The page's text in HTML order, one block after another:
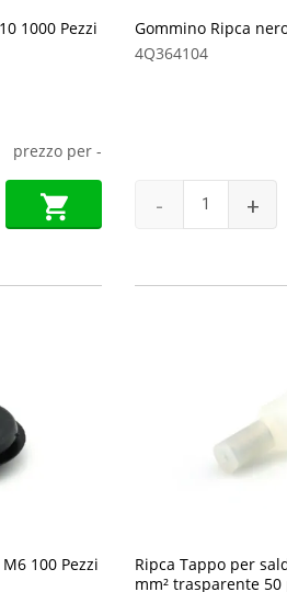
1000 Pezzi
prezzo per -
Gommino Ripca
4Q364104
- +
100 Pezzi
Ripca Tappo per
mm² trasparente 50